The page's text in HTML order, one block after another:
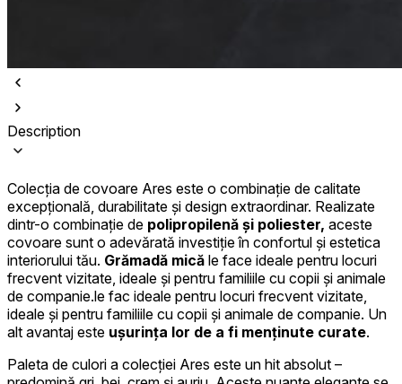
Description
Colecția de covoare Ares este o combinație de calitate
excepțională, durabilitate și design extraordinar. Realizate
dintr-o combinație de polipropilenă și poliester, aceste
covoare sunt o adevărată investiție în confortul și estetica
interiorului tău. Grămadă mică le face ideale pentru locuri
frecvent vizitate, ideale și pentru familiile cu copii și animale
de companie.le fac ideale pentru locuri frecvent vizitate,
ideale și pentru familiile cu copii și animale de companie. Un
alt avantaj este ușurința lor de a fi menținute curate.
Paleta de culori a colecției Ares este un hit absolut –